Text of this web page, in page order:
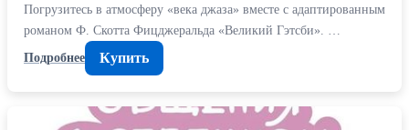
Погрузитесь в атмосферу «века джаза» вместе с адаптированным
романом Ф. Скотта Фицджеральда «Великий Гэтсби». …
Подробнее
Купить